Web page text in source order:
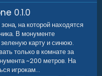
0.1.0
на которой находятся
В монументе
карту и синюю.
только в комнате за
~200 метров. На
игрокам...